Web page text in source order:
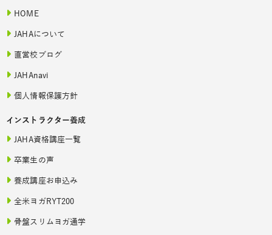
HOME
JAHAについて
直営校ブログ
JAHAnavi
個人情報保護方針
インストラクター養成
JAHA資格講座一覧
卒業生の声
養成講座お申込み
全米ヨガRYT200
骨盤スリムヨガ通学